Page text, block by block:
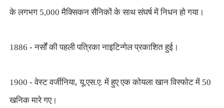
के लगभग 5,000 मैक्सिकन सैनिकों के साथ संघर्ष में निधन हो गया।
1886 - नर्सों की पहली पत्रिका नाइटिन्गेल प्रकाशित हुई।
1900 - वेस्ट वर्जीनिया,यू.एस.ए. में हुए एक कोयला खान विस्फोट में 50
खनिक मारे गए।